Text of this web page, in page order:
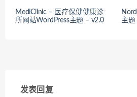
MediClinic – 医疗保健健康诊
所网站WordPress主题 – v2.0
主题
发表回复